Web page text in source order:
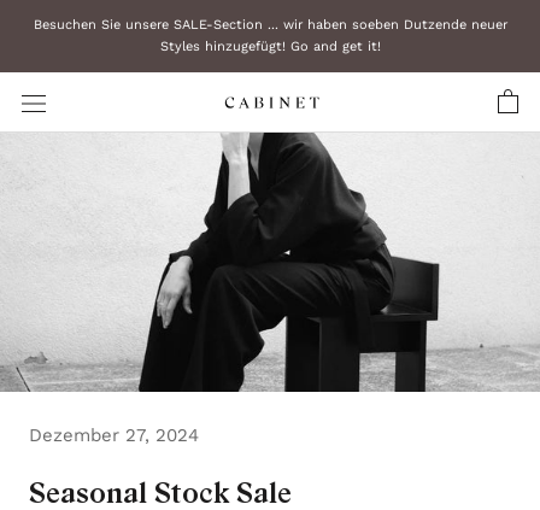
überspringen
Besuchen Sie unsere SALE-Section ... wir haben soeben Dutzende neuer
Styles hinzugefügt! Go and get it!
Dezember 27, 2024
Seasonal Stock Sale